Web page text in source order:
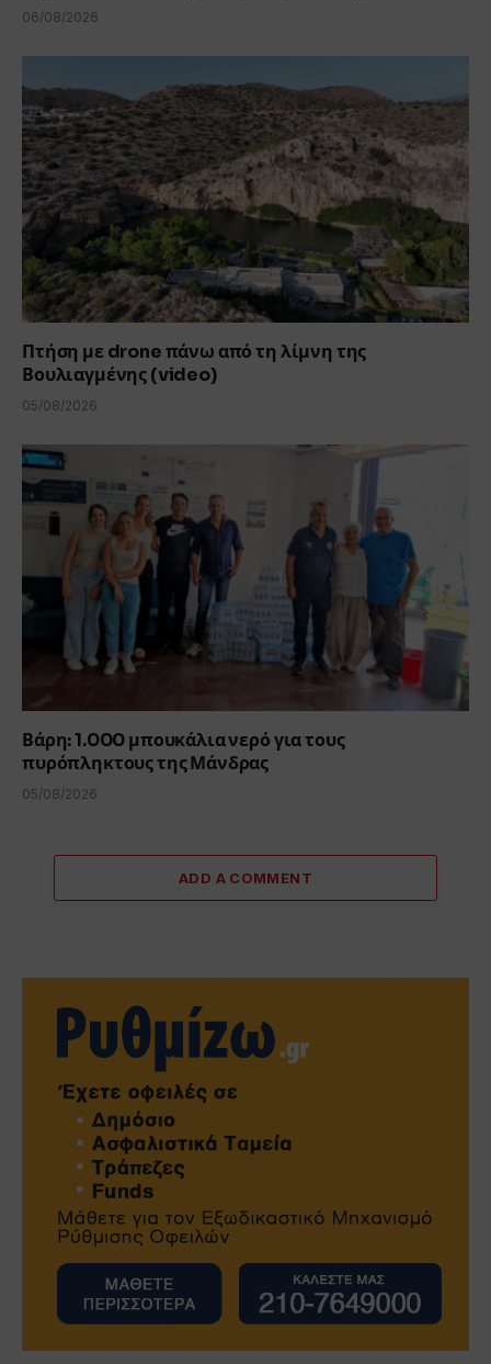
06/08/2026
Πτήση με drone πάνω από τη λίμνη της
Βουλιαγμένης (video)
05/08/2026
Βάρη: 1.000 μπουκάλια νερό για τους
πυρόπληκτους της Μάνδρας
05/08/2026
ADD A COMMENT